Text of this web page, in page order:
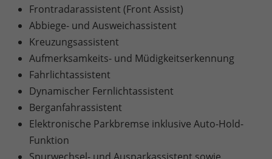
Frontradarassistent (Front Assist)
Abbiege- und Ausweichassistent
Kreuzungsassistent
Aufmerksamkeits- und Müdigkeitserkennung
Fahrlichtassistent
Dynamischer Fernlichtassistent
Berganfahrassistent
Elektronische Parkbremse inklusive Auto-Hold-
Funktion
Spurwechsel- und Ausparkassistent sowie